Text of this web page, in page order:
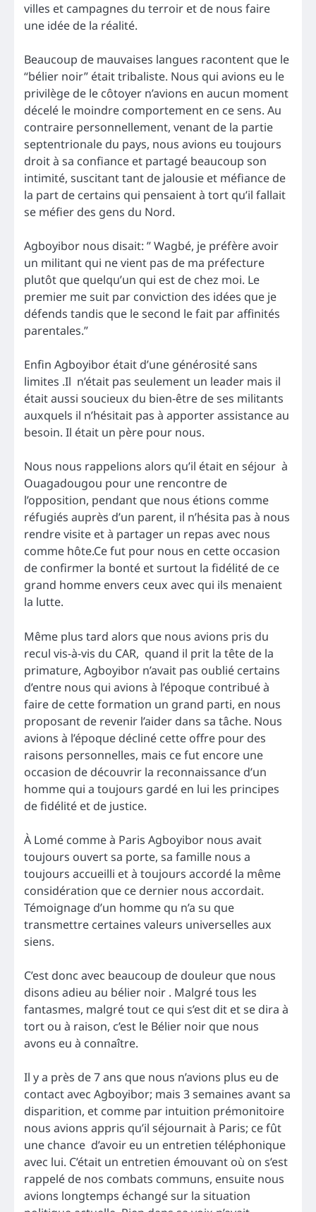
villes et campagnes du terroir et de nous faire
une idée de la réalité.
Beaucoup de mauvaises langues racontent que le
“bélier noir” était tribaliste. Nous qui avions eu le
privilège de le côtoyer n’avions en aucun moment
décelé le moindre comportement en ce sens. Au
contraire personnellement, venant de la partie
septentrionale du pays, nous avions eu toujours
droit à sa confiance et partagé beaucoup son
intimité, suscitant tant de jalousie et méfiance de
la part de certains qui pensaient à tort qu’il fallait
se méfier des gens du Nord.
Agboyibor nous disait: ” Wagbé, je préfère avoir
un militant qui ne vient pas de ma préfecture
plutôt que quelqu’un qui est de chez moi. Le
premier me suit par conviction des idées que je
défends tandis que le second le fait par affinités
parentales.”
Enfin Agboyibor était d’une générosité sans
limites .Il n’était pas seulement un leader mais il
était aussi soucieux du bien-être de ses militants
auxquels il n’hésitait pas à apporter assistance au
besoin. Il était un père pour nous.
Nous nous rappelions alors qu’il était en séjour à
Ouagadougou pour une rencontre de
l’opposition, pendant que nous étions comme
réfugiés auprès d’un parent, il n’hésita pas à nous
rendre visite et à partager un repas avec nous
comme hôte.Ce fut pour nous en cette occasion
de confirmer la bonté et surtout la fidélité de ce
grand homme envers ceux avec qui ils menaient
la lutte.
Même plus tard alors que nous avions pris du
recul vis-à-vis du CAR, quand il prit la tête de la
primature, Agboyibor n’avait pas oublié certains
d’entre nous qui avions à l’époque contribué à
faire de cette formation un grand parti, en nous
proposant de revenir l’aider dans sa tâche. Nous
avions à l’époque décliné cette offre pour des
raisons personnelles, mais ce fut encore une
occasion de découvrir la reconnaissance d’un
homme qui a toujours gardé en lui les principes
de fidélité et de justice.
À Lomé comme à Paris Agboyibor nous avait
toujours ouvert sa porte, sa famille nous a
toujours accueilli et à toujours accordé la même
considération que ce dernier nous accordait.
Témoignage d’un homme qu n’a su que
transmettre certaines valeurs universelles aux
siens.
C’est donc avec beaucoup de douleur que nous
disons adieu au bélier noir . Malgré tous les
fantasmes, malgré tout ce qui s’est dit et se dira à
tort ou à raison, c’est le Bélier noir que nous
avons eu à connaître.
Il y a près de 7 ans que nous n’avions plus eu de
contact avec Agboyibor; mais 3 semaines avant sa
disparition, et comme par intuition prémonitoire
nous avions appris qu’il séjournait à Paris; ce fût
une chance d’avoir eu un entretien téléphonique
avec lui. C’était un entretien émouvant où on s’est
rappelé de nos combats communs, ensuite nous
avions longtemps échangé sur la situation